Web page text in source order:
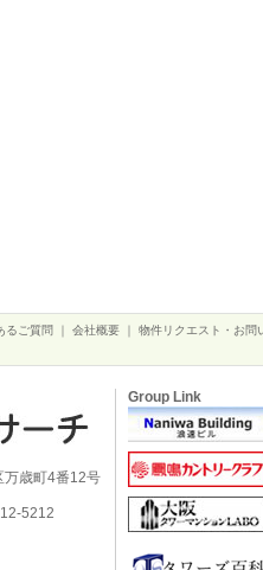
るご質問 会社概要 物件リクエスト・お問
歳町4番12号
5212
Group Link